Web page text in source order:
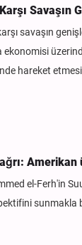
savaşın
hareket etmesi
Amerikan
el-Ferh'in